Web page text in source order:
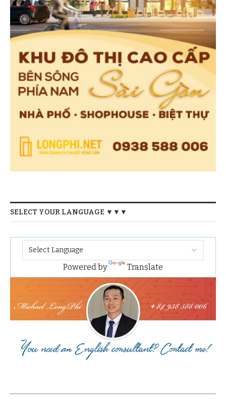
SELECT YOUR LANGUAGE ▼▼▼
Powered by Translate